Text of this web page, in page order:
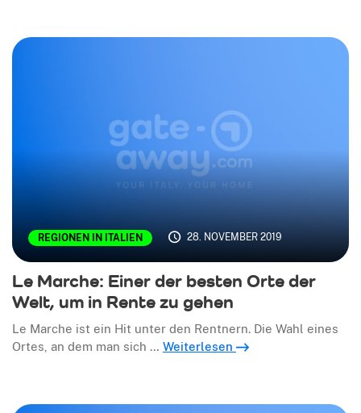
REGIONEN IN ITALIEN 28. NOVEMBER 2019
Le Marche: Einer der besten Orte der
Welt, um in Rente zu gehen
Le Marche ist ein Hit unter den Rentnern. Die Wahl eines
Ortes, an dem man sich … Weiterlesen